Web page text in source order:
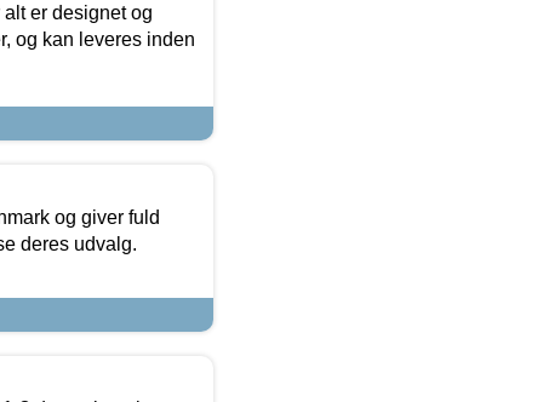
er designet og
og kan leveres inden
og giver fuld
deres udvalg.